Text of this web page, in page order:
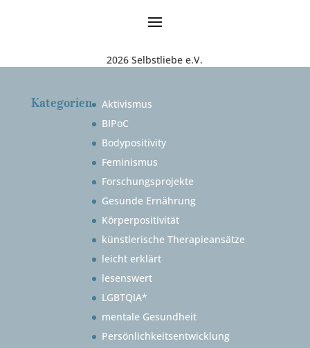
2026 Selbstliebe e.V.
Kategorien
Aktivismus
BIPoC
Bodypositivity
Feminismus
Forschungsprojekte
Gesunde Ernährung
Körperpositivität
künstlerische Therapieansätze
leicht erklärt
lesenswert
LGBTQIA*
mentale Gesundheit
Persönlichkeitsentwicklung